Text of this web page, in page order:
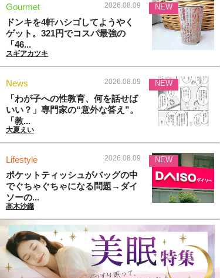
Gourmet 2026.08.09
ドンキを4軒ハシゴしてようやく
ゲット。321円でコスパ最強の
「46...
スギアカツキ
NEW
News 2026.08.09
「わが子への性教育、何を話せば
いい？」専門家の“意外な答え”。
「教...
大夏えい
NEW
Lifestyle 2026.08.09
ポケットティッシュがバッグの中
でぐちゃぐちゃになる問題→ダイ
ソーの...
高木沙織
NEW